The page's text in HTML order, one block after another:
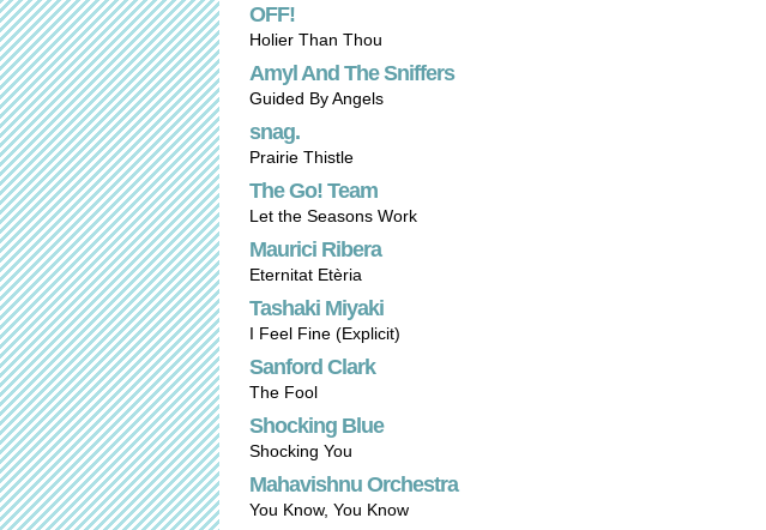
OFF!
Holier Than Thou
Amyl And The Sniffers
Guided By Angels
snag.
Prairie Thistle
The Go! Team
Let the Seasons Work
Maurici Ribera
Eternitat Etèria
Tashaki Miyaki
I Feel Fine (Explicit)
Sanford Clark
The Fool
Shocking Blue
Shocking You
Mahavishnu Orchestra
You Know, You Know